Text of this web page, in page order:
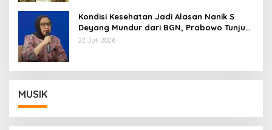
Kondisi Kesehatan Jadi Alasan Nanik S
Deyang Mundur dari BGN, Prabowo Tunjuk
Wamentan Sudaryono
22 Juli 2026
MUSIK